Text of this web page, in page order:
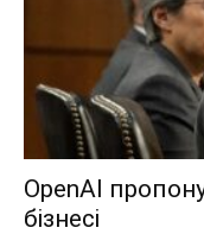
OpenAI
бізнесі